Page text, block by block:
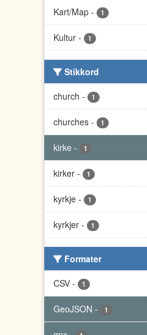
Kart/Map - 1
Kultur - 1
Stikkord
church - 1
churches - 1
kirke - 1
kirker - 1
kyrkje - 1
kyrkjer - 1
Formater
CSV - 1
GeoJSON - 1